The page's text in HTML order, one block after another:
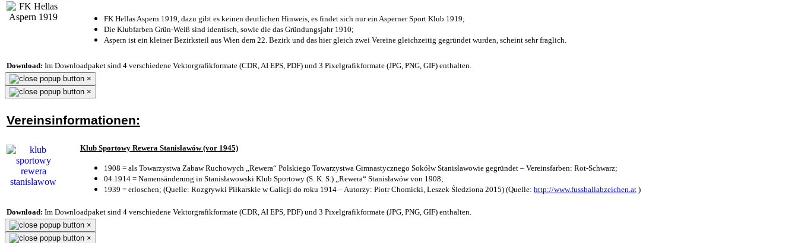
FK Hellas Aspern 1919, dazu gibt es keinen deutlichen Hinweis, es findet sich nur ein Asperner Sport Klub 1919;
Die Klubfarben Grün-Weiß sind identisch, sowie die das Gründungsjahr 1910;
Aspern ist ein kleiner Bezirksteil aus Wien dem 22. Bezirk und das hier gleich zwei Vereine gleichzeitig gegründet wurden, scheint sehr fraglich.
Download: Im Downloadpaket sind 4 verschiedene Vektorgrafikformate (CDR, AI EPS, PDF) und 3 Pixelgrafikformate (JPG, PNG, GIF) enthalten.
×
×
Vereinsinformationen:
Klub Sportowy Rewera Stanisławów (vor 1945)
1908 = als Towarzystwa Zabaw Ruchowych „Rewera“ Polskiego Towarzystwa Gimnastycznego Sokółw Stanisławowie gegründet – Vereinsfarben: Rot-Schwarz;
04.1914 = Namensänderung in Stanisławowski Klub Sportowy (S. K. S.) „Rewera“ Stanisławów von 1908;
1939 = erloschen; (Quelle: Rozgrywki Piłkarskie w Galicji do roku 1914 – Autorzy: Piotr Chomicki, Leszek Śledziona 2015) (Quelle: http://www.fussballabzeichen.at )
Download: Im Downloadpaket sind 4 verschiedene Vektorgrafikformate (CDR, AI EPS, PDF) und 3 Pixelgrafikformate (JPG, PNG, GIF) enthalten.
×
×